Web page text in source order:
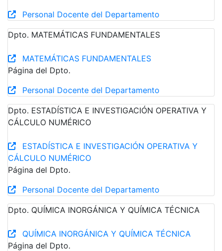
Personal Docente del Departamento
Dpto. MATEMÁTICAS FUNDAMENTALES
MATEMÁTICAS FUNDAMENTALES
Página del Dpto.
Personal Docente del Departamento
Dpto. ESTADÍSTICA E INVESTIGACIÓN OPERATIVA Y
CÁLCULO NUMÉRICO
ESTADÍSTICA E INVESTIGACIÓN OPERATIVA Y
CÁLCULO NUMÉRICO
Página del Dpto.
Personal Docente del Departamento
Dpto. QUÍMICA INORGÁNICA Y QUÍMICA TÉCNICA
QUÍMICA INORGÁNICA Y QUÍMICA TÉCNICA
Página del Dpto.